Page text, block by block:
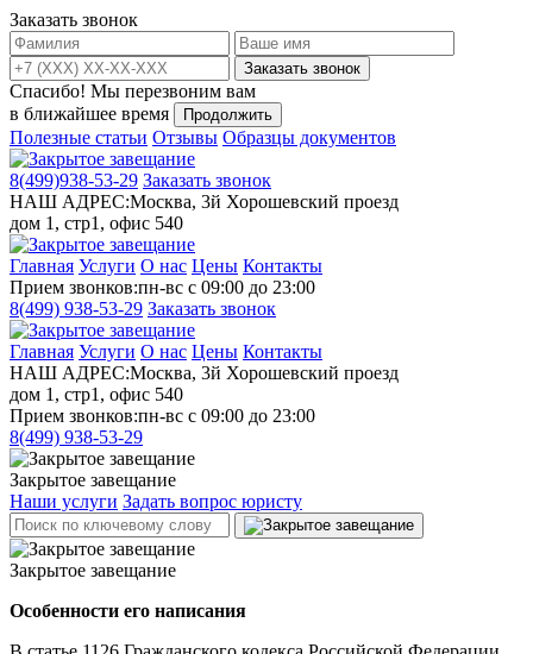
Заказать звонок
Заказать звонок
Спасибо! Мы перезвоним вам
в ближайшее время
Продолжить
Полезные статьи Отзывы Образцы документов
8(499)938-53-29 Заказать звонок
НАШ АДРЕС:Москва, 3й Хорошевский проезд
дом 1, стр1, офис 540
Главная Услуги О нас Цены Контакты
Прием звонков:пн-вс с 09:00 до 23:00
8(499) 938-53-29 Заказать звонок
Главная Услуги О нас Цены Контакты
НАШ АДРЕС:Москва, 3й Хорошевский проезд
дом 1, стр1, офис 540
Прием звонков:пн-вс с 09:00 до 23:00
8(499) 938-53-29
Закрытое завещание
Наши услуги Задать вопрос юристу
Закрытое завещание
Особенности его написания